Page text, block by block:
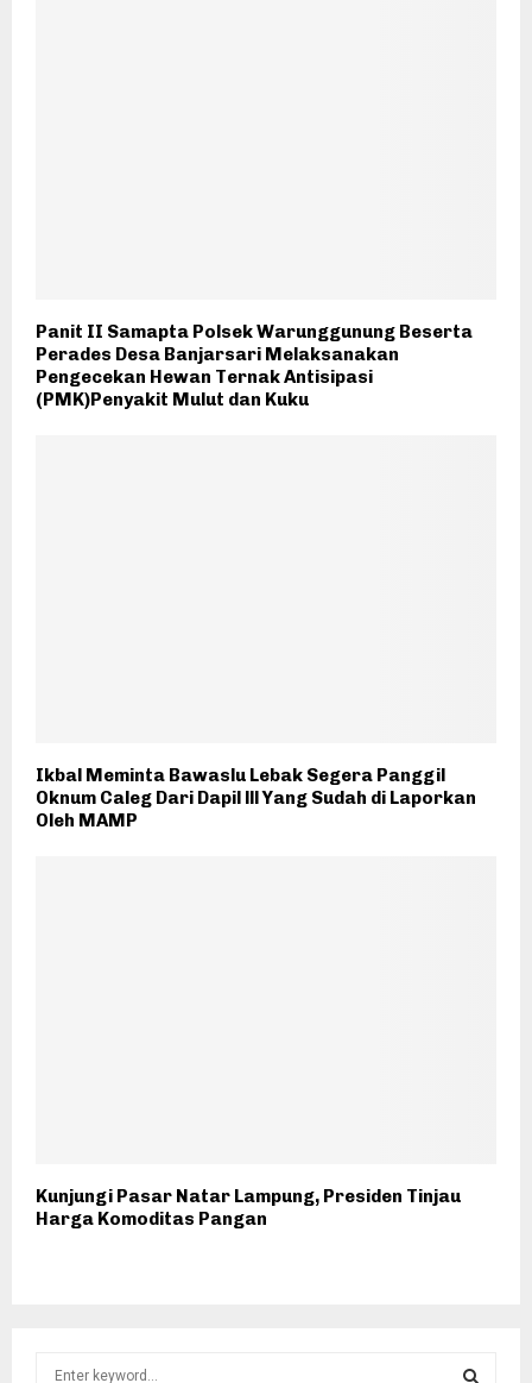
Panit II Samapta Polsek Warunggunung Beserta
Perades Desa Banjarsari Melaksanakan
Pengecekan Hewan Ternak Antisipasi
(PMK)Penyakit Mulut dan Kuku
Ikbal Meminta Bawaslu Lebak Segera Panggil
Oknum Caleg Dari Dapil lll Yang Sudah di Laporkan
Oleh MAMP
Kunjungi Pasar Natar Lampung, Presiden Tinjau
Harga Komoditas Pangan